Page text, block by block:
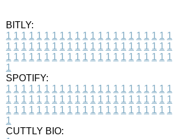
BITLY:
1 1 1 1 1 1 1 1 1 1 1 1 1 1 1 1 1 1 1 1 1 1
1 1 1 1 1 1 1 1 1 1 1 1 1 1 1 1 1 1 1 1 1 1
1 1 1 1 1 1 1 1 1 1 1 1 1 1 1 1 1 1 1 1 1 1
1
SPOTIFY:
1 1 1 1 1 1 1 1 1 1 1 1 1 1 1 1 1 1 1 1 1 1
1 1 1 1 1 1 1 1 1 1 1 1 1 1 1 1 1 1 1 1 1 1
1 1 1 1 1 1 1 1 1 1 1 1 1 1 1 1 1 1 1 1 1 1
1
CUTTLY BIO: